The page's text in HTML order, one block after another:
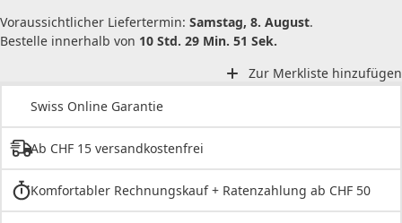
Voraussichtlicher Liefertermin: Samstag, 8. August.
Bestelle innerhalb von 10 Std. 29 Min. 51 Sek.
Zur Merkliste hinzufügen
Swiss Online Garantie
Ab CHF 15 versandkostenfrei
Komfortabler Rechnungskauf + Ratenzahlung ab CHF 50